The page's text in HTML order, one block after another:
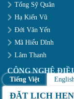
Tống Sỹ Quân
Hạ Kiến Vũ
Đới Văn Yến
Mã Hiểu Dĩnh
Lâm Thanh
CÔNG NGHỆ
Dao Kangbo
Tiếng Việt
ĐẶT LỊCH